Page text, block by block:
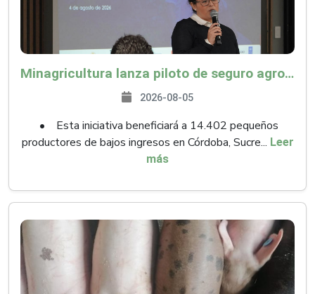
Minagricultura lanza piloto de seguro agropecuario por $9.625 millones para proteger a más de 14.000 pequeños productores contra riesgos del Fenómeno de El Niño
2026-08-05
• Esta iniciativa beneficiará a 14.402 pequeños
productores de bajos ingresos en Córdoba, Sucre... Leer
más